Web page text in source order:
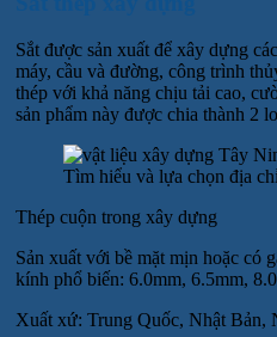
Sắt được sản xuất để xây dựng
máy, cầu và đường, công trình
thép với khả năng chịu tải cao,
sản phẩm này được chia thành 2
Tìm hiểu và lựa chọn địa
Thép cuộn trong xây dựng
Sản xuất với bề mặt mịn hoặc có
kính phổ biến: 6.0mm, 6.5mm,
Xuất xứ: Trung Quốc, Nhật